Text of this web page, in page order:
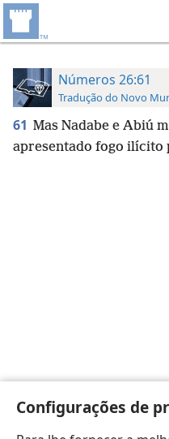
Configurações de
Números 26:61
Tradução do Novo
61 Mas Nadabe e Abiú
apresentado fogo ilícito